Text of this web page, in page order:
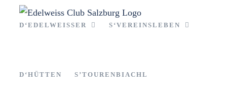
InhaltD‘EDELWEISSER S‘VEREINSLEBEN
D‘HÜTTEN S’TOURENBIACHL